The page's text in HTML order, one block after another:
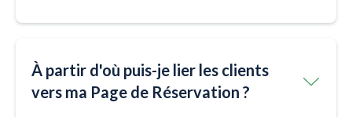
À partir d'où puis-je lier les clients
vers ma Page de Réservation ?